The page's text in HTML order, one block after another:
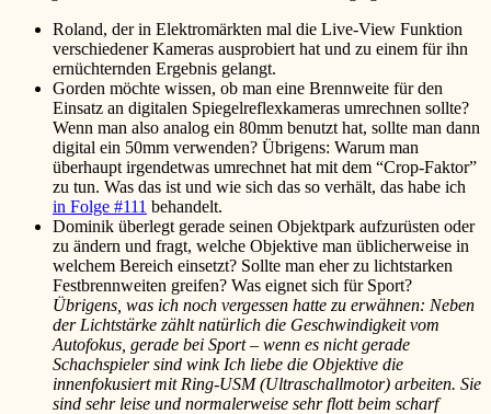
Roland, der in Elektromärkten mal die Live-View Funktion
verschiedener Kameras ausprobiert hat und zu einem für ihn
ernüchternden Ergebnis gelangt.
Gorden möchte wissen, ob man eine Brennweite für den
Einsatz an digitalen Spiegelreflexkameras umrechnen sollte?
Wenn man also analog ein 80mm benutzt hat, sollte man dann
digital ein 50mm verwenden? Übrigens: Warum man
überhaupt irgendetwas umrechnet hat mit dem “Crop-Faktor”
zu tun. Was das ist und wie sich das so verhält, das habe ich
in Folge #111 behandelt.
Dominik überlegt gerade seinen Objektpark aufzurüsten oder
zu ändern und fragt, welche Objektive man üblicherweise in
welchem Bereich einsetzt? Sollte man eher zu lichtstarken
Festbrennweiten greifen? Was eignet sich für Sport?
Übrigens, was ich noch vergessen hatte zu erwähnen: Neben
der Lichtstärke zählt natürlich die Geschwindigkeit vom
Autofokus, gerade bei Sport – wenn es nicht gerade
Schachspieler sind winkIch liebe die Objektive die
innenfokusiert mit Ring-USM (Ultraschallmotor) arbeiten. Sie
sind sehr leise und normalerweise sehr flott beim scharf